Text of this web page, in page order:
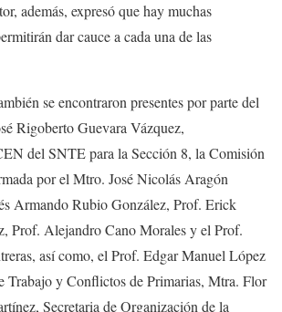
además, expresó que hay muchas
dar cauce a cada una de las
se encontraron presentes por parte del
Rigoberto Guevara Vázquez,
del SNTE para la Sección 8, la Comisión
por el Mtro. José Nicolás Aragón
Armando Rubio González, Prof. Erick
Prof. Alejandro Cano Morales y el Prof.
así como, el Prof. Edgar Manuel López
Trabajo y Conflictos de Primarias, Mtra. Flor
Secretaria de Organización de la